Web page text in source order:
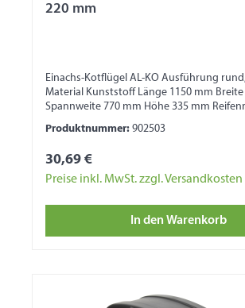
220 mm
Einachs-Kotflügel AL-KO Ausführung
Material Kunststoff Länge 1150 mm Breite
Spannweite 770 mm Höhe 335 mm
Bordwandbefestigung
Produktnummer: 902503
30,69 €
Preise inkl. MwSt. zzgl. Versandkosten
In den Warenkorb